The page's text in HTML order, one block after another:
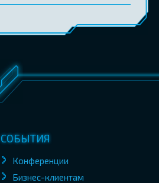
СОБЫТИЯ
Конференции
Бизнес-клиентам